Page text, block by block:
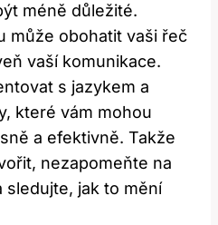
méně důležité.
může obohatit vaši řeč
vaší komunikace.
s jazykem a
které vám mohou
a efektivně. Takže
nezapomeňte na
sledujte, jak to mění